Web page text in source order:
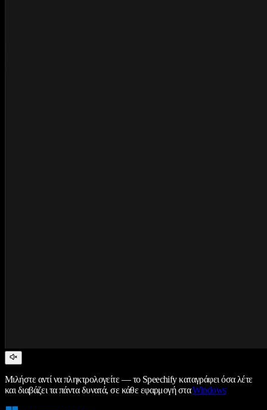
Μιλήστε αντί να πληκτρολογείτε — το Speechify καταγράφει όσα λέτε
και διαβάζει τα πάντα δυνατά, σε κάθε εφαρμογή σταWindows